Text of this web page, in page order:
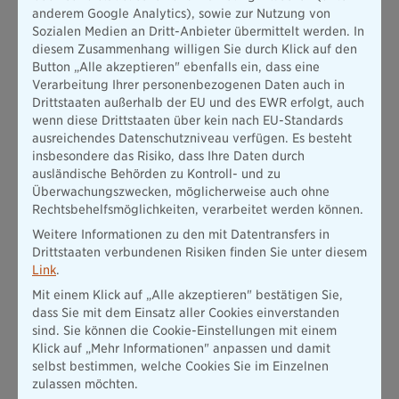
äußerst positiv auf die Umweltbedingungen in
Ballungsgebieten und Großstädten im Speziellen auswirkt. Bei
dichtem Verkehrsaufkommen bieten Elektrofahrzeuge zudem
das Potenzial, die Schadstoffkonzentration während der Fahrt
deutlich zu mindern. Doch global gesehen handelt es sich
dabei lediglich um eine Verlagerung der Schadstoff-Emission.
Denn auch die elektrische Energie muss irgendwo gewonnen
werden. Elektrofahrzeuge sind alsonur lokal emissionsfrei.
Gut zu wissen:
Lust auf einen guten Autoschutz? Wenn ja, schauen Sie
doch mal bei unserer Autoversicherung vorbei!
Mehr erfahren
Umweltfreundliche Gewinnung von "grünem"
anderem Google Analytics), sowie zur Nutzung von
Sozialen Medien an Dritt-Anbieter übermittelt werden. In
diesem Zusammenhang willigen Sie durch Klick auf den
Button „Alle akzeptieren" ebenfalls ein, dass eine
Verarbeitung Ihrer personenbezogenen Daten auch in
Drittstaaten außerhalb der EU und des EWR erfolgt, auch
wenn diese Drittstaaten über kein nach EU-Standards
ausreichendes Datenschutzniveau verfügen. Es besteht
insbesondere das Risiko, dass Ihre Daten durch
ausländische Behörden zu Kontroll- und zu
Überwachungszwecken, möglicherweise auch ohne
Rechtsbehelfsmöglichkeiten, verarbeitet werden können.
Weitere Informationen zu den mit Datentransfers in
Drittstaaten verbundenen Risiken finden Sie unter diesem
Link.
Mit einem Klick auf „Alle akzeptieren" bestätigen Sie,
dass Sie mit dem Einsatz aller Cookies einverstanden
sind. Sie können die Cookie-Einstellungen mit einem
Klick auf „Mehr Informationen" anpassen und damit
selbst bestimmen, welche Cookies Sie im Einzelnen
zulassen möchten.